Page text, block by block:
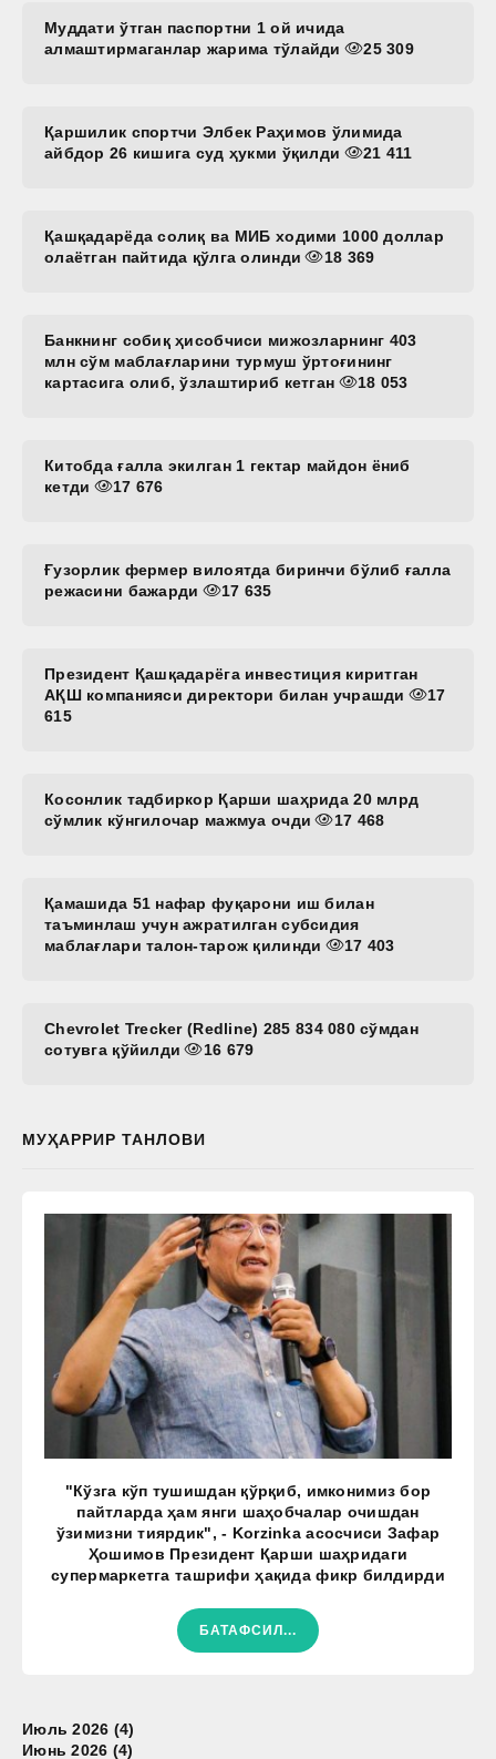
Муддати ўтган паспортни 1 ой ичида
алмаштирмаганлар жарима тўлайди
25 309
Қаршилик спортчи Элбек Раҳимов ўлимида
айбдор 26 кишига суд ҳукми ўқилди
21 411
Қашқадарёда солиқ ва МИБ ходими 1000 доллар
олаётган пайтида қўлга олинди
18 369
Банкнинг собиқ ҳисобчиси мижозларнинг 403
млн сўм маблағларини турмуш ўртоғининг
картасига олиб, ўзлаштириб кетган
18 053
Китобда ғалла экилган 1 гектар майдон ёниб
кетди
17 676
Ғузорлик фермер вилоятда биринчи бўлиб ғалла
режасини бажарди
17 635
Президент Қашқадарёга инвестиция киритган
АҚШ компанияси директори билан учрашди
17
615
Косонлик тадбиркор Қарши шаҳрида 20 млрд
сўмлик кўнгилочар мажмуа очди
17 468
Қамашида 51 нафар фуқарони иш билан
таъминлаш учун ажратилган субсидия
маблағлари талон-тарож қилинди
17 403
Chevrolet Trecker (Redline) 285 834 080 сўмдан
сотувга қўйилди
16 679
МУҲАРРИР ТАНЛОВИ
"Кўзга кўп тушишдан қўрқиб, имконимиз бор
пайтларда ҳам янги шаҳобчалар очишдан
ўзимизни тиярдик", - Korzinka асосчиси Зафар
Ҳошимов Президент Қарши шаҳридаги
супермаркетга ташрифи ҳақида фикр билдирди
БАТАФСИЛ...
Июль 2026 (4)
Июнь 2026 (4)